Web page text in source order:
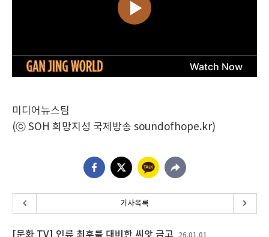
미디어뉴스팀
(ⓒ SOH 희망지성 국제방송 soundofhope.kr)
기사목록
[문화 TV] 인류 최후를 대비한 씨앗 금고 26.01.01